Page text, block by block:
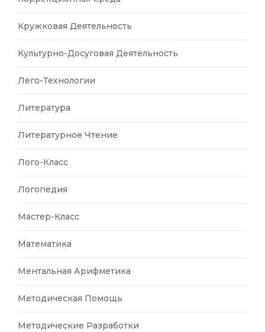
Кружковая Деятельность
Культурно-Досуговая Деятельность
Лего-Технологии
Литература
Литературное Чтение
Лого-Класс
Логопедия
Мастер-Класс
Математика
Ментальная Арифметика
Методическая Помощь
Методические Разработки